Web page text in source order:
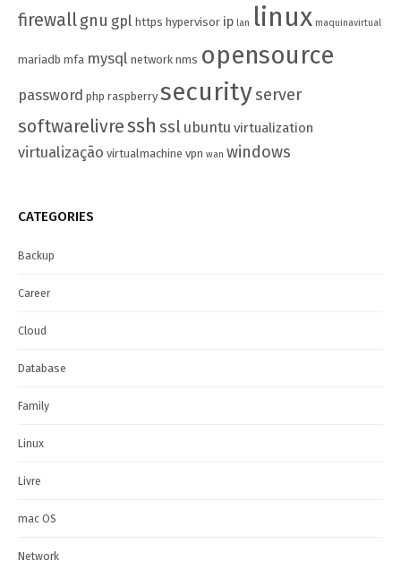
firewallgnu gpl https hypervisor ip lan linux maquinavirtual
mariadb mfa mysql network nms opensource
password php raspberry securityserver
softwarelivressh ssl ubuntu virtualization
virtualização virtualmachine vpn wan windows
CATEGORIES
Backup
Career
Cloud
Database
Family
Linux
Livre
mac OS
Network